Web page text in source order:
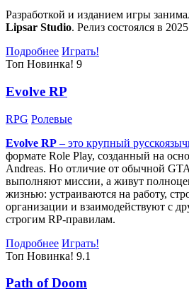
Разработкой и изданием игры
Lipsar Studio. Релиз состоялся в
Подробнее Играть!
Топ Новинка! 9
Evolve RP
RPG Ролевые
Evolve RP – это крупный
формате Role Play, созданный на
Andreas. Но отличие от обычной
выполняют миссии, а живут
жизнью: устраиваются на работу,
организации и взаимодействуют с
строгим RP-правилам.
Подробнее Играть!
Топ Новинка! 9.1
Path of Doom